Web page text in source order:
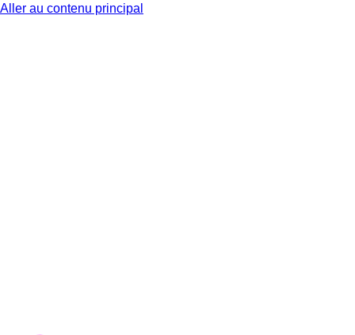
Aller au contenu principal